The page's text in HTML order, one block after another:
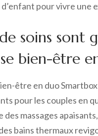
pour vivre une
soins sont
bien-être
être en duo
pour les couples en
massages
bains thermaux